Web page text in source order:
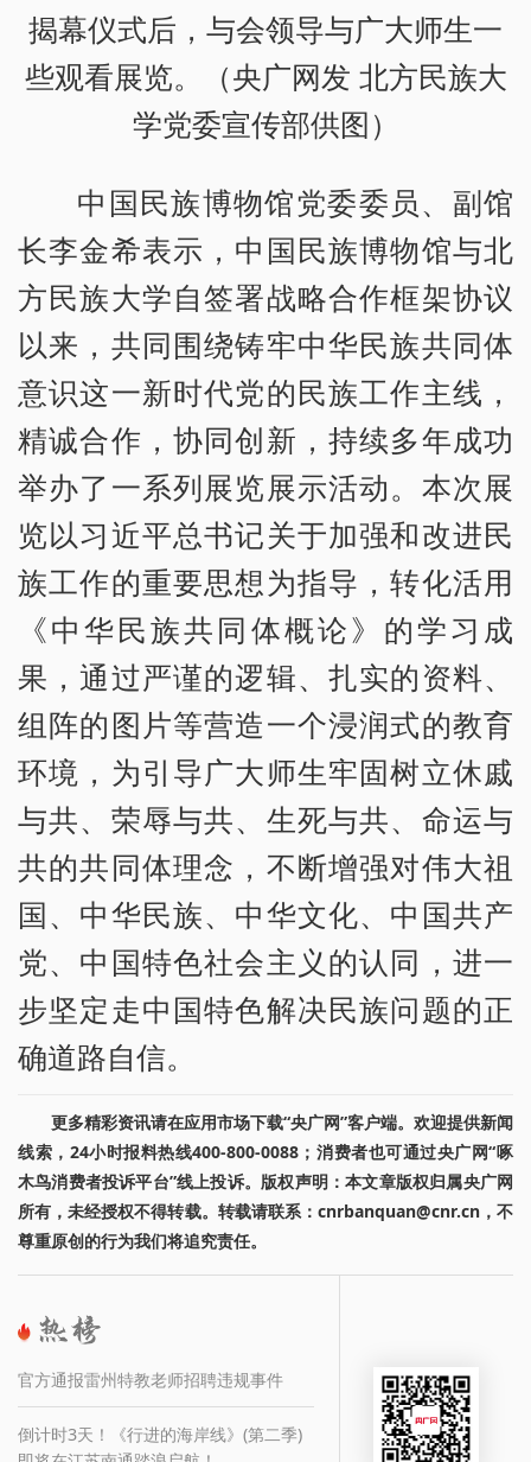
揭幕仪式后，与会领导与广大师生一
些观看展览。（央广网发 北方民族大
学党委宣传部供图）
中国民族博物馆党委委员、副馆
长李金希表示，中国民族博物馆与北
方民族大学自签署战略合作框架协议
以来，共同围绕铸牢中华民族共同体
意识这一新时代党的民族工作主线，
精诚合作，协同创新，持续多年成功
举办了一系列展览展示活动。本次展
览以习近平总书记关于加强和改进民
族工作的重要思想为指导，转化活用
《中华民族共同体概论》的学习成
果，通过严谨的逻辑、扎实的资料、
组阵的图片等营造一个浸润式的教育
环境，为引导广大师生牢固树立休戚
与共、荣辱与共、生死与共、命运与
共的共同体理念，不断增强对伟大祖
国、中华民族、中华文化、中国共产
党、中国特色社会主义的认同，进一
步坚定走中国特色解决民族问题的正
确道路自信。
更多精彩资讯请在应用市场下载“央广网”客户端。欢迎提供新闻
线索，24小时报料热线400-800-0088；消费者也可通过央广网“啄
木鸟消费者投诉平台”线上投诉。版权声明：本文章版权归属央广网
所有，未经授权不得转载。转载请联系：cnrbanquan@cnr.cn，不
尊重原创的行为我们将追究责任。
官方通报雷州特教老师招聘违规事件
倒计时3天！《行进的海岸线》(第二季)